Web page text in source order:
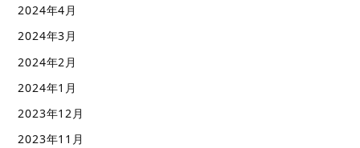
2024年4月
2024年3月
2024年2月
2024年1月
2023年12月
2023年11月